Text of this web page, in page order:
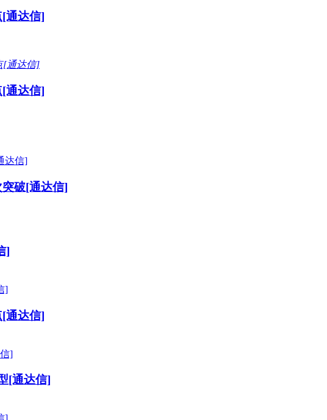
通达信]
通达信]
破[通达信]
]
通达信]
[通达信]